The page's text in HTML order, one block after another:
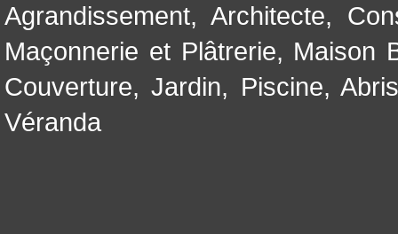
Agrandissement, Architecte,
Maçonnerie et Plâtrerie, Maison
Couverture,Jardin, Piscine,
Véranda